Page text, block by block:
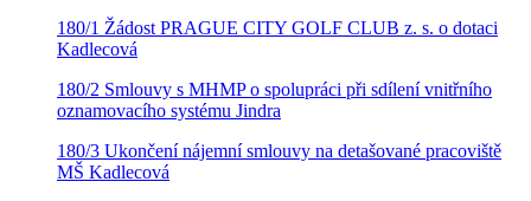
180/1 Žádost PRAGUE CITY GOLF CLUB z. s. o dotaci
Kadlecová
180/2 Smlouvy s MHMP o spolupráci při sdílení vnitřního
oznamovacího systému Jindra
180/3 Ukončení nájemní smlouvy na detašované pracoviště
MŠ Kadlecová